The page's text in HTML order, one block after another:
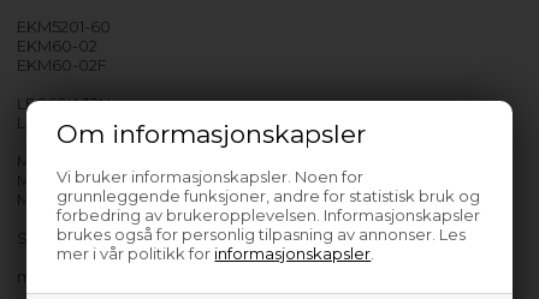
Om informasjonskapsler
Vi bruker informasjonskapsler. Noen for
grunnleggende funksjoner, andre for statistisk bruk og
forbedring av brukeropplevelsen. Informasjonskapsler
brukes også for personlig tilpasning av annonser. Les
mer i vår politikk for informasjonskapsler
EKM5201-60
EKM60-02
EKM60-02F
LFC60W13N
LFC64V13N
MF50EW13N
MF60EW13N
MFC50W13N
SCS50W16
med flere…